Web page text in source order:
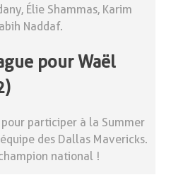
Élie Shammas, Karim
Naddaf.
pour Waël
participer à la Summer
des Dallas Mavericks.
national !